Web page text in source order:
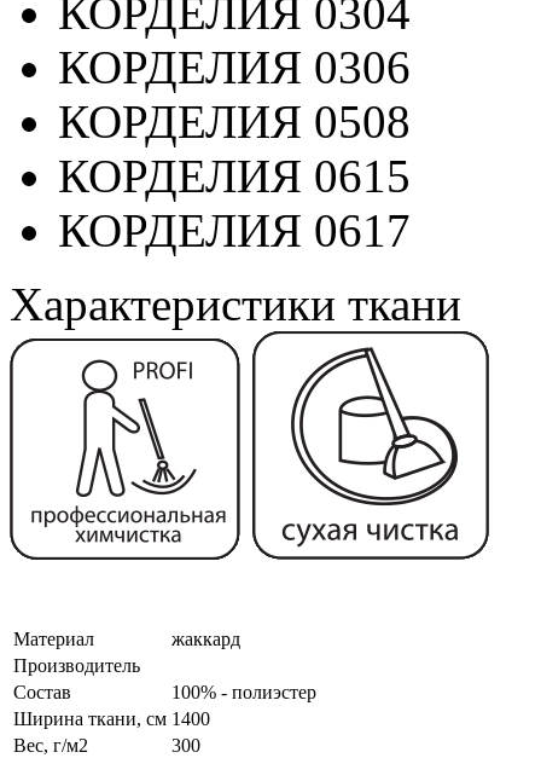
КОРДЕЛИЯ 0304
КОРДЕЛИЯ 0306
КОРДЕЛИЯ 0508
КОРДЕЛИЯ 0615
КОРДЕЛИЯ 0617
Характеристики ткани
Материал
жаккард
Производитель
Состав
100% - полиэстер
Ширина ткани, см 1400
Вес, г/м2
300